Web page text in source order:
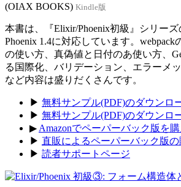
(OIAX BOOKS) Kindle版
本書は、『Elixir/Phoenix初級』シリーズ
Phoenix 1.4に対応しています。webpack
の使い方、真偽値と日付のあ使い方、
る国際化、バリデーション、エラーメ
など内容は盛りだくさんです。
▶ 無料サンプル(PDF)のダウンロ
▶ 無料サンプル(PDF)のダウンロ
▶ Amazonでペーパーバック版を購
▶ 直販によるペーパーバック版の
▶ 読者サポートページ